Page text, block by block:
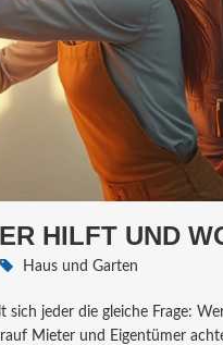
HILFT UND
Haus und Garten
jeder die gleiche Frage:
Mieter und Eigentümer